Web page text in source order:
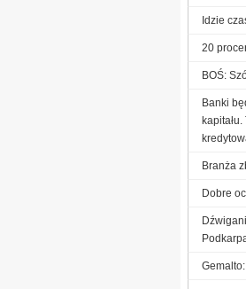
Idzie
20
BOŚ:
Banki
Branża
Dobre